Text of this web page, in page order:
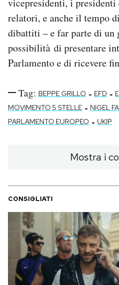
relatori, e anche il tempo
dibattiti – e far parte di un
possibilità di presentare
Parlamento e di ricevere
Tag: BEPPE GRILLO - EFD -
MOVIMENTO 5 STELLE - NIGEL
PARLAMENTO EUROPEO - UKIP
Mostra i
CONSIGLIATI